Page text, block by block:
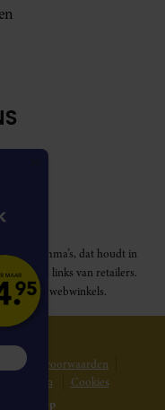
programma’s, dat houdt in
middels links van retailers.
webwinkels.
Gebruikersvoorwaarden
Cookies
MediaSoep